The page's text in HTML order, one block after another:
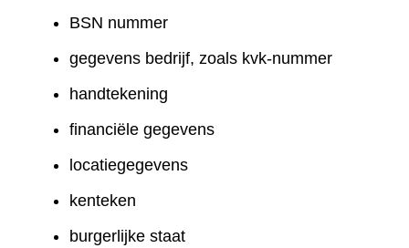
BSN nummer
gegevens bedrijf, zoals kvk-nummer
handtekening
financiële gegevens
locatiegegevens
kenteken
burgerlijke staat